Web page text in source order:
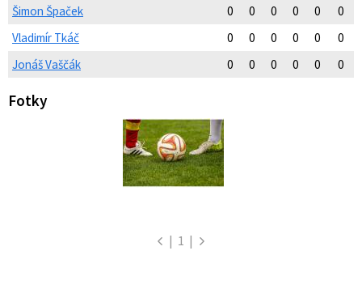
Šimon Špaček 0 0 0 0 0
0
Vladimír Tkáč
0 0 0 0 0
0
Jonáš Vaščák
0 0 0 0 0 0
Fotky
| 1 |